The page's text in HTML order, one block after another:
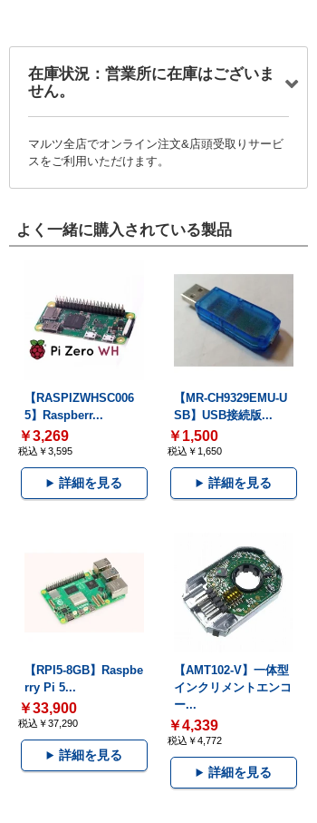
在庫状況：営業所に在庫はございま
せん。
マルツ全店でオンライン注文&店頭受取りサービ
スをご利用いただけます。
よく一緒に購入されている製品
【RASPIZWHSC006
5】Raspberr...
￥3,269
税込￥3,595
詳細を見る
【MR-CH9329EMU-U
SB】USB接続版...
￥1,500
税込￥1,650
詳細を見る
【RPI5-8GB】Raspbe
rry Pi 5...
￥33,900
税込￥37,290
詳細を見る
【AMT102-V】一体型
インクリメントエンコ
ー...
￥4,339
税込￥4,772
詳細を見る